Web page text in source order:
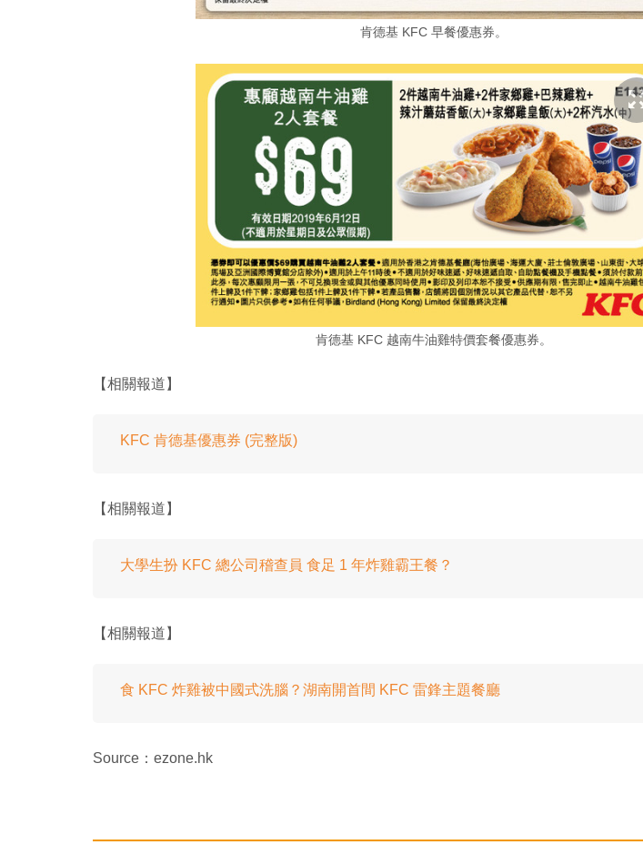
肯德基 KFC 早餐優惠券。
肯德基 KFC 越南牛油雞特價套餐優惠券。
【相關報道】
KFC 肯德基優惠券 (完整版)
【相關報道】
大學生扮 KFC 總公司稽查員 食足 1 年炸雞霸王餐？
【相關報道】
食 KFC 炸雞被中國式洗腦？湖南開首間 KFC 雷鋒主題餐廳
Source：ezone.hk